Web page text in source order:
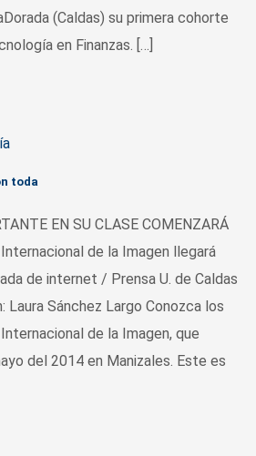
(Caldas) su primera cohorte
en Finanzas. […]
toda
EN SU CLASE COMENZARÁ
de la Imagen llegará
de internet / Prensa U. de Caldas
Sánchez Largo Conozca los
de la Imagen, que
del 2014 en Manizales. Este es